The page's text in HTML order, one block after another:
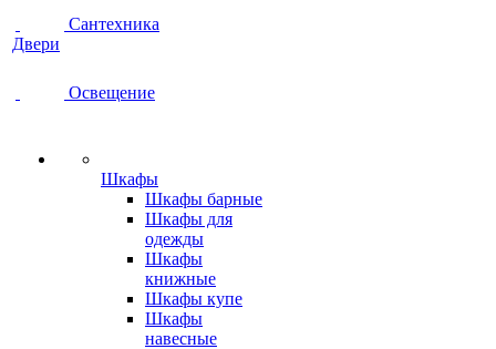
Сантехника
Двери
Освещение
Шкафы
Шкафы барные
Шкафы для
одежды
Шкафы
книжные
Шкафы купе
Шкафы
навесные